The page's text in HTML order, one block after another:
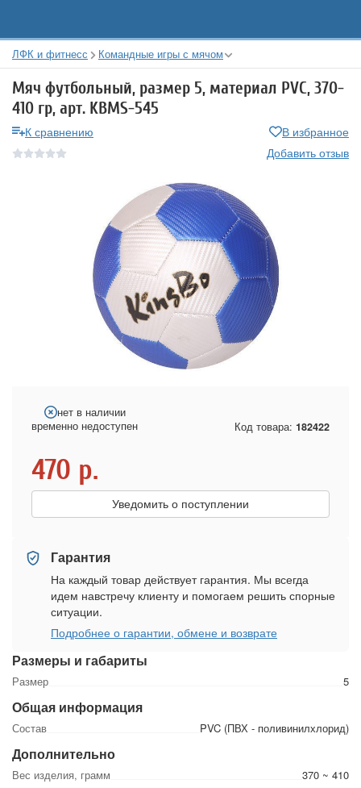
ЛФК и фитнесс Командные игры с мячом
Мяч футбольный, размер 5, материал PVC, 370-
410 гр, арт. KBMS-545
К сравнению
В избранное
Добавить отзыв
Размеры и габариты
Размер 5
Общая информация
Состав PVC (ПВХ - поливинилхлорид)
Дополнительно
Вес изделия, грамм 370 ~ 410
нет в наличии
временно недоступен
Код товара: 182422
470 р.
Уведомить о поступлении
Гарантия
На каждый товар действует гарантия. Мы всегда
идем навстречу клиенту и помогаем решить спорные
ситуации.
Подробнее о гарантии, обмене и возврате